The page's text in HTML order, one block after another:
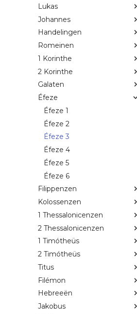
Lukas
Johannes
Handelingen
Romeinen
1 Korinthe
2 Korinthe
Galaten
Éfeze
Éfeze 1
Éfeze 2
Éfeze 3
Éfeze 4
Éfeze 5
Éfeze 6
Filippenzen
Kolossenzen
1 Thessalonicenzen
2 Thessalonicenzen
1 Timótheüs
2 Timótheüs
Titus
Filémon
Hebreeën
Jakobus